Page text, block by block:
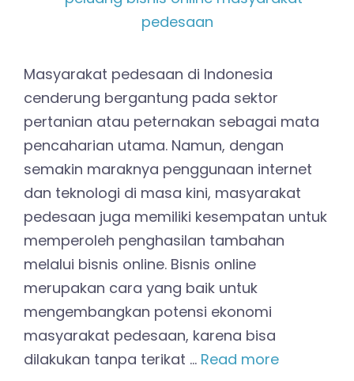
Masyarakat pedesaan di Indonesia
cenderung bergantung pada sektor
pertanian atau peternakan sebagai mata
pencaharian utama. Namun, dengan
semakin maraknya penggunaan internet
dan teknologi di masa kini, masyarakat
pedesaan juga memiliki kesempatan untuk
memperoleh penghasilan tambahan
melalui bisnis online. Bisnis online
merupakan cara yang baik untuk
mengembangkan potensi ekonomi
masyarakat pedesaan, karena bisa
dilakukan tanpa terikat … Read more